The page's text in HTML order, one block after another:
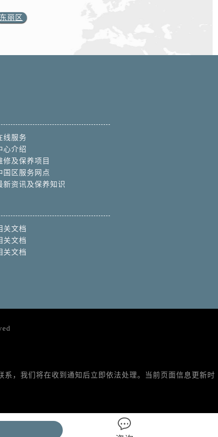
东丽区
线服务
心介绍
修及保养项目
国区服务网点
新资讯及保养知识
关文档
关文档
关文档
，我们将在收到通知后立即依法处理。当前页面信息更新时
